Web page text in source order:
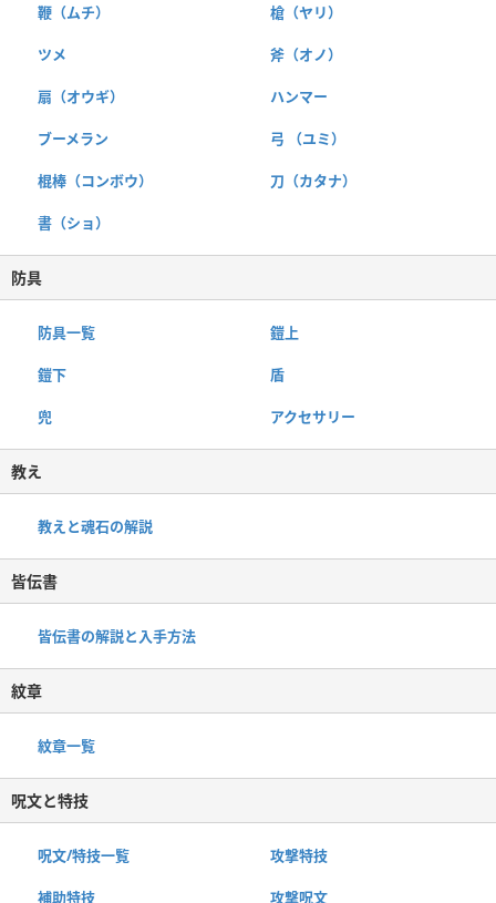
鞭（ムチ） 槍（ヤリ）
ツメ 斧（オノ）
扇（オウギ） ハンマー
ブーメラン 弓 （ユミ）
棍棒（コンボウ） 刀（カタナ）
書（ショ）
防具
防具一覧 鎧上
鎧下 盾
兜 アクセサリー
教え
教えと魂石の解説
皆伝書
皆伝書の解説と入手方法
紋章
紋章一覧
呪文と特技
呪文/特技一覧 攻撃特技
補助特技 攻撃呪文